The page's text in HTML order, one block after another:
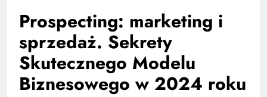
Prospecting: marketing i
sprzedaż. Sekrety
Skutecznego Modelu
Biznesowego w 2024 roku